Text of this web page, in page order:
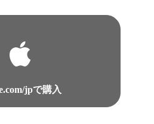
jpで購入